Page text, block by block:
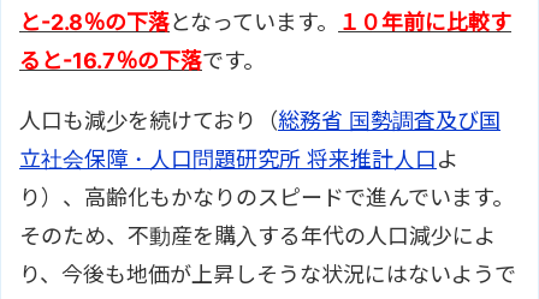
と-2.8％の下落となっています。
１０年前に比較す
ると-16.7％の下落です。
人口も減少を続けており（総務省 国勢調査及び国
立社会保障・人口問題研究所 将来推計人口よ
り）、高齢化もかなりのスピードで進んでいます。
そのため、不動産を購入する年代の人口減少によ
り、今後も地価が上昇しそうな状況にはないようで